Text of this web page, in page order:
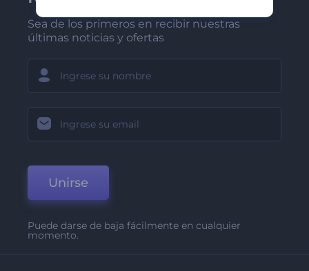
Sea de los primeros en recibir nuestras
últimas noticias y ofertas
Unirse
Puede darse de baja fácilmente en cualquier
momento.